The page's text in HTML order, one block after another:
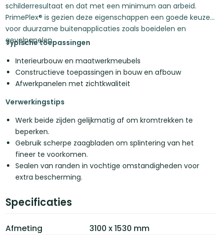
schilderresultaat en dat met een minimum aan arbeid.
PrimePlex® is gezien deze eigenschappen een goede keuze
voor duurzame buitenapplicaties zoals boeidelen en
gevelpanelen.
Typische toepassingen
Interieurbouw en maatwerkmeubels
Constructieve toepassingen in bouw en afbouw
Afwerkpanelen met zichtkwaliteit
Verwerkingstips
Werk beide zijden gelijkmatig af om kromtrekken te
beperken.
Gebruik scherpe zaagbladen om splintering van het
fineer te voorkomen.
Sealen van randen in vochtige omstandigheden voor
extra bescherming.
Specificaties
Afmeting
3100 x 1530 mm